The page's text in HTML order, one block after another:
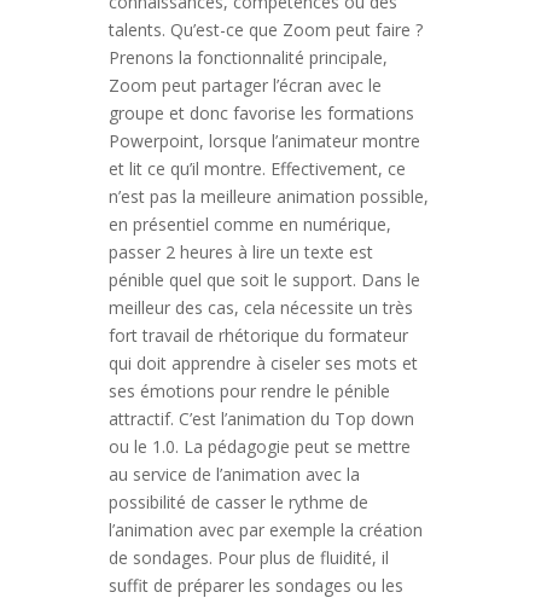
talents. Qu’est-ce que Zoom peut faire ?
Prenons la fonctionnalité principale,
Zoom peut partager l’écran avec le
groupe et donc favorise les formations
Powerpoint, lorsque l’animateur montre
et lit ce qu’il montre. Effectivement, ce
n’est pas la meilleure animation possible,
en présentiel comme en numérique,
passer 2 heures à lire un texte est
pénible quel que soit le support. Dans le
meilleur des cas, cela nécessite un très
fort travail de rhétorique du formateur
qui doit apprendre à ciseler ses mots et
ses émotions pour rendre le pénible
attractif. C’est l’animation du Top down
ou le 1.0. La pédagogie peut se mettre
au service de l’animation avec la
possibilité de casser le rythme de
l’animation avec par exemple la création
de sondages. Pour plus de fluidité, il
suffit de préparer les sondages ou les